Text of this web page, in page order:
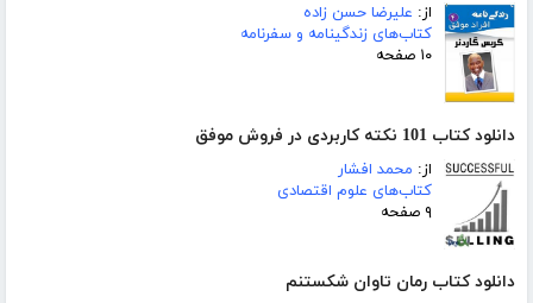
از: علیرضا حسن زاده
کتاب‌های زندگینامه و سفرنامه
۱۰ صفحه
دانلود کتاب 101 نکته کاربردی در فروش موفق
از: محمد افشار
کتاب‌های علوم اقتصادی
۹ صفحه
دانلود کتاب رمان تاوان شکستنم